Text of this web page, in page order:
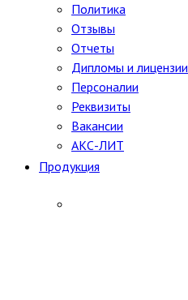
Политика
Отзывы
Отчеты
Дипломы и лицензии
Персоналии
Реквизиты
Вакансии
АКС-ЛИТ
Продукция